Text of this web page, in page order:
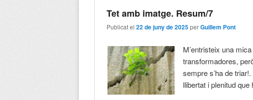
Tet amb imatge. Resum/7
Publicat el22 de juny de 2025perGuillem Pont
M’entristeix una
transformadores,
sempre s’ha de
llibertat i plenitud